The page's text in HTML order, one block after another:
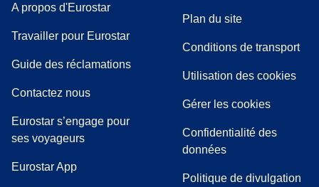
A propos d'Eurostar
Travailler pour Eurostar
Guide des réclamations((
Contactez nous
Eurostar s’engage pour
ses voyageurs
Eurostar App
Plan du site
Conditions de transport
Utilisation des cookies
Gérer les cookies
Confidentialité des
données
Politique de divulgation